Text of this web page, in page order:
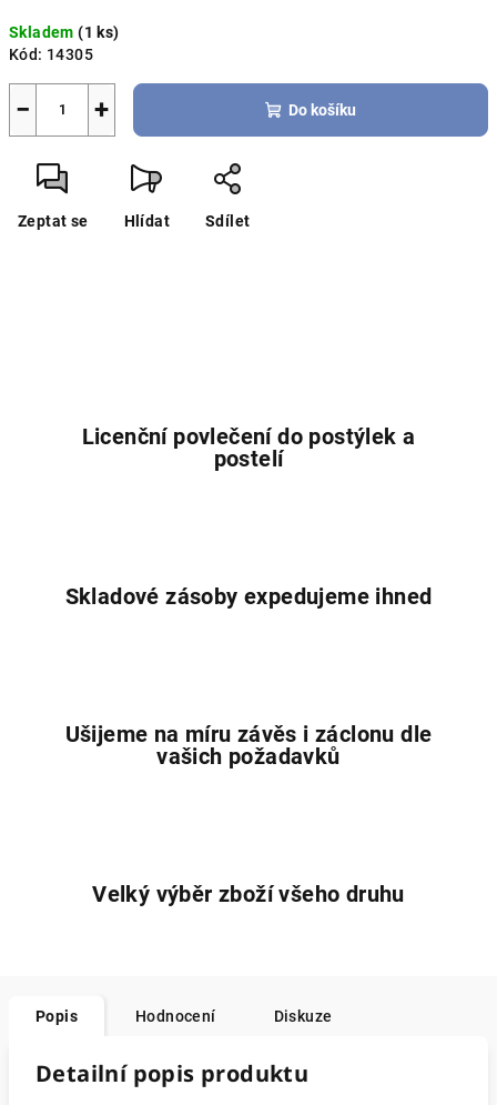
cena:
Skladem(1 ks)
Kód: 14305
+
− Do košíku
Zeptat se Hlídat Sdílet
Licenční povlečení do postýlek a
postelí
Skladové zásoby expedujeme ihned
Ušijeme na míru závěs i záclonu dle
vašich požadavků
Velký výběr zboží všeho druhu
Popis Hodnocení Diskuze
Detailní popis produktu